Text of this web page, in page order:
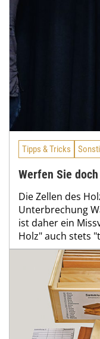
Tipps & Tricks
Werfen Sie
Die Zellen des
Unterbrechung
ist daher ein
Holz" auch stets